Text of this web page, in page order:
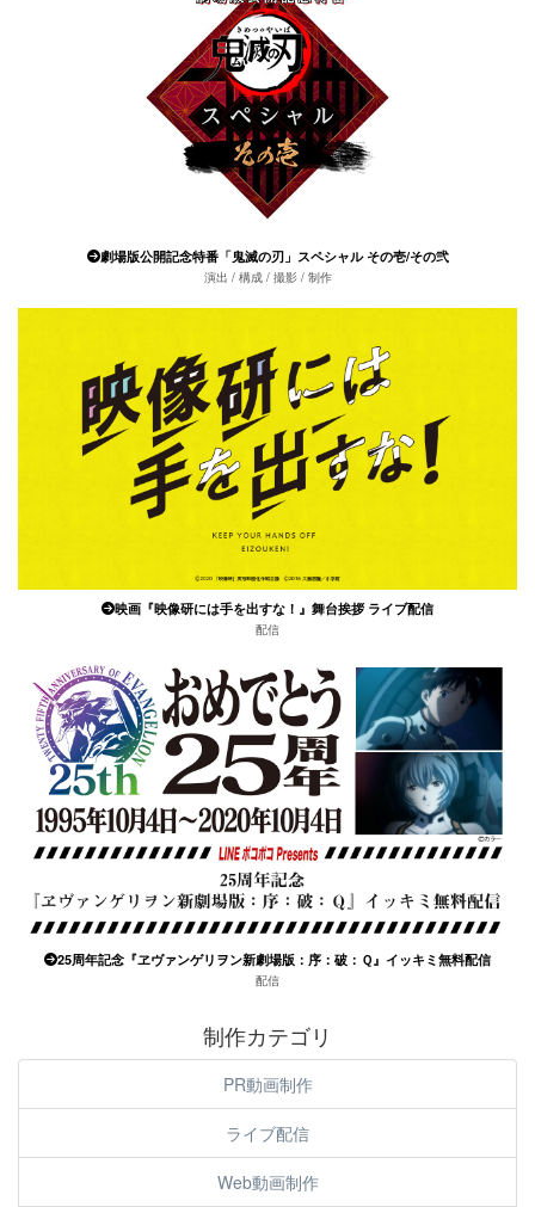
劇場版公開記念特番「鬼滅の刃」スペシャル その壱/その弐
演出 / 構成 / 撮影 / 制作
映画『映像研には手を出すな！』舞台挨拶 ライブ配信
配信
25周年記念『ヱヴァンゲリヲン新劇場版：序：破：Ｑ』イッキミ無料配信
配信
制作カテゴリ
PR動画制作
ライブ配信
Web動画制作